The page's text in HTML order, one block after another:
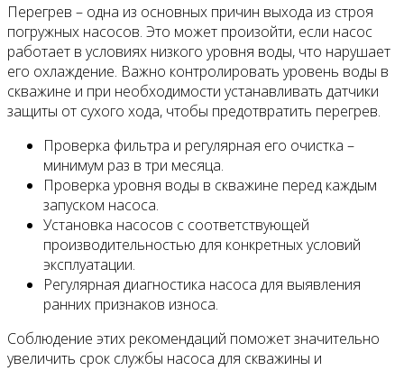
Перегрев – одна из основных причин выхода из строя
погружных насосов. Это может произойти, если насос
работает в условиях низкого уровня воды, что нарушает
его охлаждение. Важно контролировать уровень воды в
скважине и при необходимости устанавливать датчики
защиты от сухого хода, чтобы предотвратить перегрев.
Проверка фильтра и регулярная его очистка –
минимум раз в три месяца.
Проверка уровня воды в скважине перед каждым
запуском насоса.
Установка насосов с соответствующей
производительностью для конкретных условий
эксплуатации.
Регулярная диагностика насоса для выявления
ранних признаков износа.
Соблюдение этих рекомендаций поможет значительно
увеличить срок службы насоса для скважины и